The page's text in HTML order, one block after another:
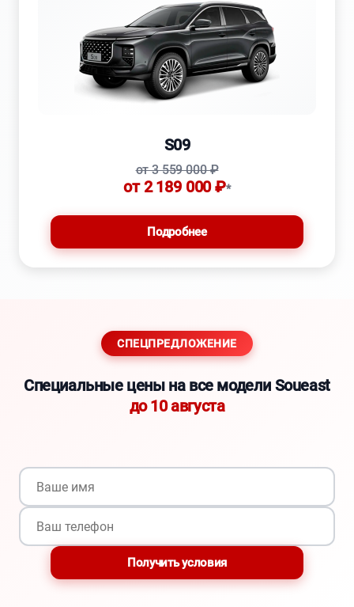
S09
от 3 559 000 ₽
от 2 189 000 ₽*
Подробнее
СПЕЦПРЕДЛОЖЕНИЕ
Специальные цены на все модели Soueast
до 10 августа
Получить условия